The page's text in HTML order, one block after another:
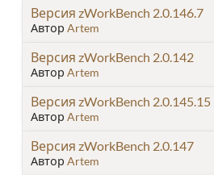
Версия zWorkBench 2.0.146.7
Автор Artem
Версия zWorkBench 2.0.142
Автор Artem
Версия zWorkBench 2.0.145.15
Автор Artem
Версия zWorkBench 2.0.147
Автор Artem